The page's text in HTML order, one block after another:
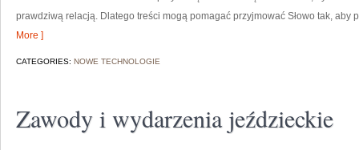
prawdziwą relacją. Dlatego treści mogą pomagać przyjmować Słowo tak, aby
More ]
CATEGORIES: NOWE TECHNOLOGIE
Zawody i wydarzenia jeździeckie